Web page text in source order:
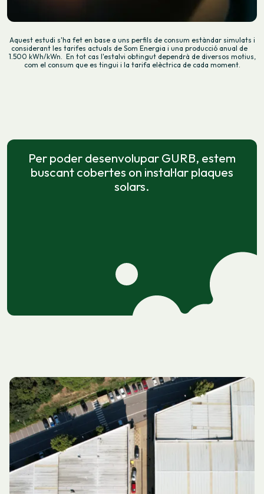
Aquest estudi s'ha fet en base a uns perfils de consum estàndar simulats i
considerant les tarifes actuals de Som Energia i una producció anual de
1.500 kWh/kWn. En tot cas l'estalvi obtingut dependrà de diversos motius,
com el consum que es tingui i la tarifa elèctrica de cada moment.
Per poder desenvolupar GURB, estem
buscant cobertes on instal·lar plaques
solars.